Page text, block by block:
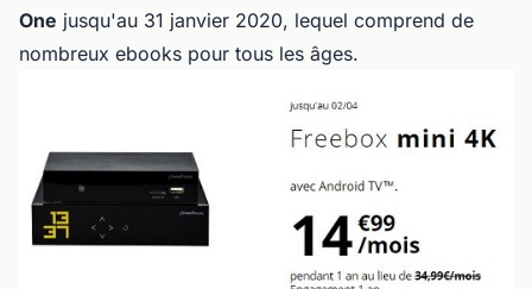
One jusqu'au 31 janvier 2020, lequel comprend de
nombreux ebooks pour tous les âges.